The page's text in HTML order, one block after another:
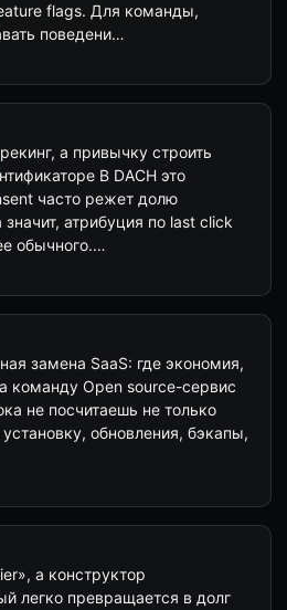
flags. Для команды,
поведени…
а привычку строить
В DACH это
часто режет долю
атрибуция по last click
обычного.…
замена SaaS: где экономия,
команду Open source-сервис
не посчитаешь не только
обновления, бэкапы,
а конструктор
легко превращается в долг